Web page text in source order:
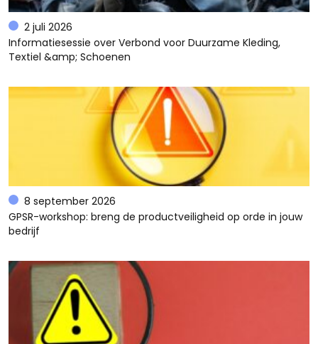
2 juli 2026
Informatiesessie over Verbond voor Duurzame Kleding,
Textiel &amp; Schoenen
8 september 2026
GPSR-workshop: breng de productveiligheid op orde in jouw
bedrijf